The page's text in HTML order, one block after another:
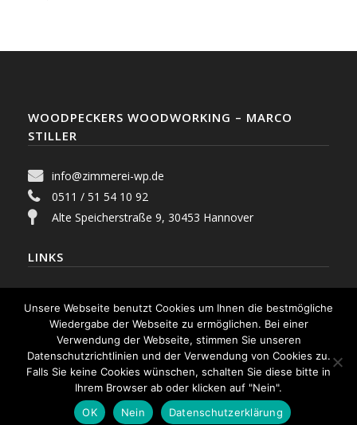
WOODPECKERS WOODWORKING – MARCO
STILLER
info@zimmerei-wp.de
0511 / 51 54 10 92
Alte Speicherstraße 9, 30453 Hannover
LINKS
Datenschutzerklärung
Unsere Webseite benutzt Cookies um Ihnen die bestmögliche
Wiedergabe der Webseite zu ermöglichen. Bei einer
Verwendung der Webseite, stimmen Sie unseren
Datenschutzrichtlinien und der Verwendung von Cookies zu.
Falls Sie keine Cookies wünschen, schalten Sie diese bitte in
Ihrem Browser ab oder klicken auf "Nein".
OK
Nein Datenschutzerklärung